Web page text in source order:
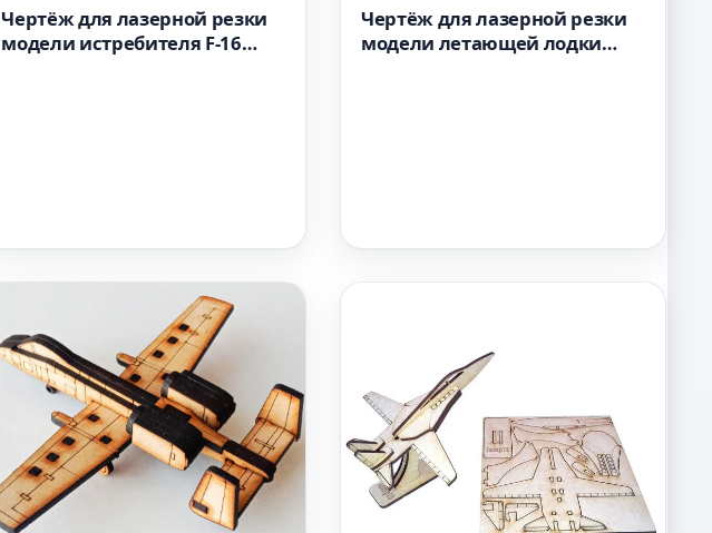
Чертёж для лазерной резки
модели истребителя F-16
Чертёж для лазерной резки
модели летающей лодки